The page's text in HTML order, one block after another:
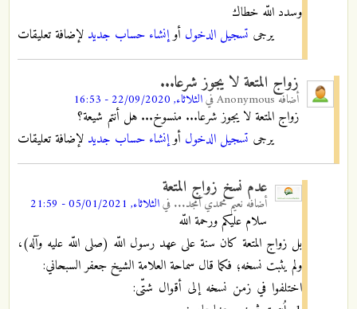
وسدد اللّه خطاك
يرجى تسجيل الدخول أوإنشاء حساب جديد لإضافة تعليقات
زواج المتعة لا يجوز شرعا...
أضافهAnonymousفيالثلاثاء, 22/09/2020 - 16:53
زواج المتعة لا يجوز شرعا... منسوخ... هل أنتم شيعة؟
يرجى تسجيل الدخول أوإنشاء حساب جديد لإضافة تعليقات
عدم نسخ زواج المتعة
أضافه نعيم محمدي أمجد... فيالثلاثاء, 05/01/2021 - 21:59
سلام عليكم ورحمة اللّه
بل زواج المتعة كان سنة على عهد رسول اللّه (صلى اللّه عليه وآله)،
ولم يثبت نسخه؛ فكما قال سماحة العلامة الشيخ جعفر السبحاني:
اختلفوا في زمن نسخه إلى أقوال شتّى: